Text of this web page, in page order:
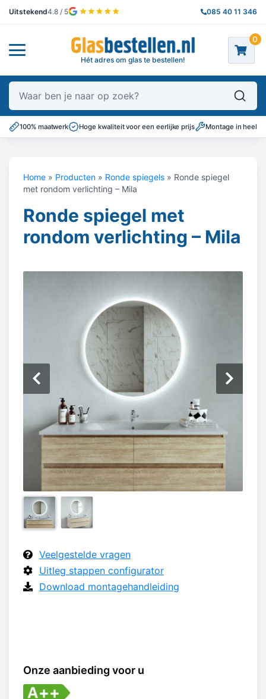
Uitstekend4.8 / 5 085 40 11 346
Hét adres om glas te bestellen!
0
Waar ben je naar op zoek?
100% maatwerk Hoge kwaliteit voor een eerlijke prijs Montage in heel
Home » Producten » Ronde spiegels » Ronde spiegel
met rondom verlichting – Mila
Ronde spiegel met
rondom verlichting – Mila
Veelgestelde vragen
Uitleg stappen configurator
Download montagehandleiding
Onze aanbieding voor u